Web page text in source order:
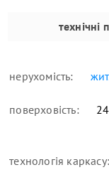
технічні
нерухомість:
поверховість: 24
технологія каркасу: